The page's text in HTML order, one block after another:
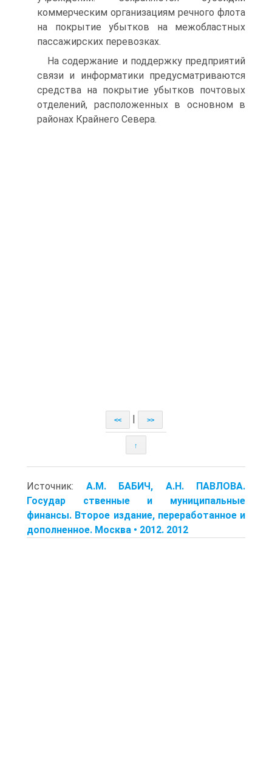
коммерческим организациям речного флота
на покрытие убытков на межобластных
пассажирских перевозках.
На содержание и поддержку предприятий
связи и информатики предусматриваются
средства на покрытие убытков почтовых
отде­лений, расположенных в основном в
районах Крайнего Севера.
<< >>
↑
Источник: A.M. БАБИЧ, A.H. ПАВЛОВА.
Государ ственные и муниципальные
финансы. Второе издание, переработанное и
дополненное. Москва • 2012. 2012